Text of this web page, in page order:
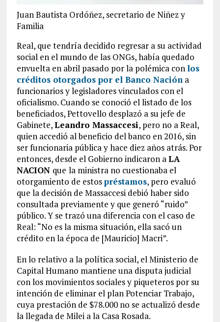
Juan Bautista Ordóñez, secretario de Niñez y
Familia
Real, que tendría decidido regresar a su actividad
social en el mundo de las ONGs, había quedado
envuelta en abril pasado por la polémica con los
créditos otorgados por el Banco Nación a
funcionarios y legisladores vinculados con el
oficialismo. Cuando se conoció el listado de los
beneficiados, Pettovello desplazó a su jefe de
Gabinete,Leandro Massaccesi, pero no a Real,
quien accedió al beneficio del banco en 2016, sin
ser funcionaria pública y hace diez años atrás. Por
entonces, desde el Gobierno indicaron a LA
NACION que la ministra no cuestionaba el
otorgamiento de estospréstamos, pero evaluó
que la decisión de Massaccesi debió haber sido
consultada previamente y que generó “ruido”
público. Y se trazó una diferencia con el caso de
Real: “No es la misma situación, ella sacó un
crédito en la época de [Mauricio] Macri”.
En lo relativo a la política social, el Ministerio de
Capital Humano mantiene una disputa judicial
con los movimientos sociales y piqueteros por su
intención de eliminar el plan Potenciar Trabajo,
cuya prestación de $78.000 no se actualizó desde
la llegada de Milei a la Casa Rosada.